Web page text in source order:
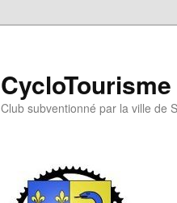
Club subventionné par la ville de